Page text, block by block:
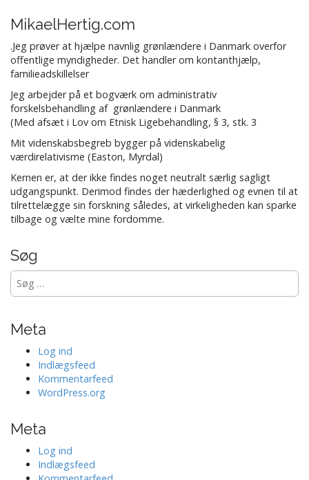
MikaelHertig.com
.Jeg prøver at hjælpe navnlig grønlændere i Danmark overfor
offentlige myndigheder. Det handler om kontanthjælp,
familieadskillelser
Jeg arbejder på et bogværk om administrativ
forskelsbehandling af grønlændere i Danmark
(Med afsæt i Lov om Etnisk Ligebehandling, § 3, stk. 3
Mit videnskabsbegreb bygger på videnskabelig
værdirelativisme (Easton, Myrdal)
Kernen er, at der ikke findes noget neutralt særlig sagligt
udgangspunkt. Derimod findes der hæderlighed og evnen til at
tilrettelægge sin forskning således, at virkeligheden kan sparke
tilbage og vælte mine fordomme.
Søg
Søg
efter:
Meta
Log ind
Indlægsfeed
Kommentarfeed
WordPress.org
Meta
Log ind
Indlægsfeed